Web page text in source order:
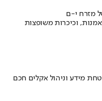
מזרח י-ם
וכיכרות משופצות
מידע וניהול אקלים חכם